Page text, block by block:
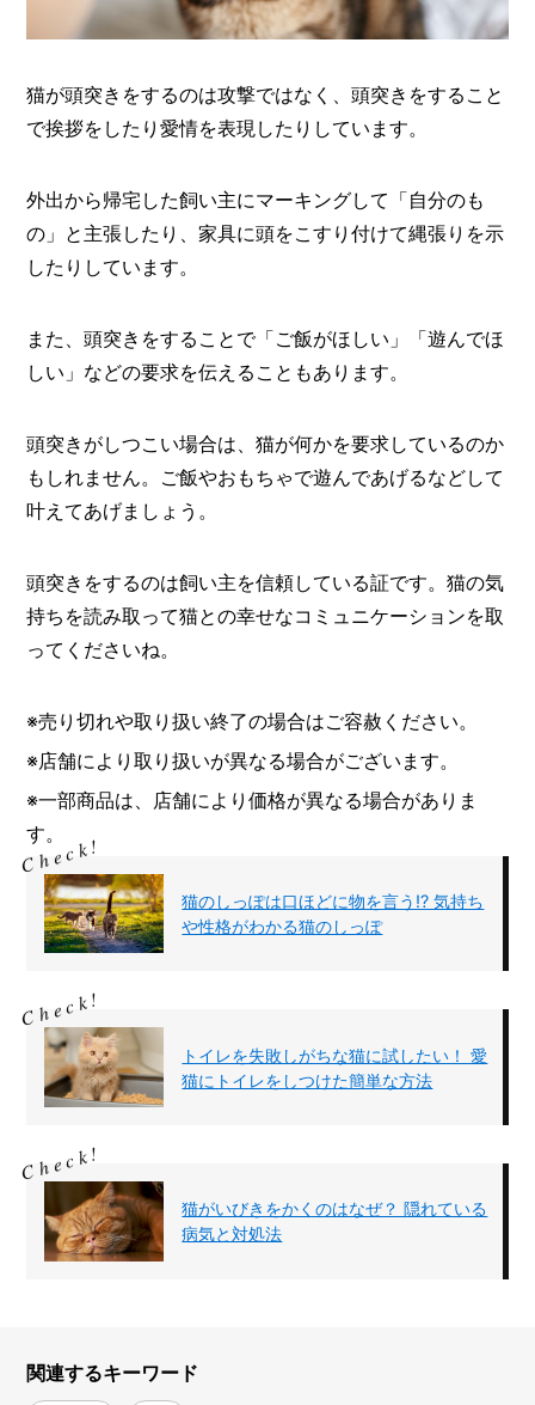
猫が頭突きをするのは攻撃ではなく、頭突きをすること
で挨拶をしたり愛情を表現したりしています。
外出から帰宅した飼い主にマーキングして「自分のも
の」と主張したり、家具に頭をこすり付けて縄張りを示
したりしています。
また、頭突きをすることで「ご飯がほしい」「遊んでほ
しい」などの要求を伝えることもあります。
頭突きがしつこい場合は、猫が何かを要求しているのか
もしれません。ご飯やおもちゃで遊んであげるなどして
叶えてあげましょう。
頭突きをするのは飼い主を信頼している証です。猫の気
持ちを読み取って猫との幸せなコミュニケーションを取
ってくださいね。
※売り切れや取り扱い終了の場合はご容赦ください。
※店舗により取り扱いが異なる場合がございます。
※一部商品は、店舗により価格が異なる場合がありま
す。
猫のしっぽは口ほどに物を言う!? 気持ち
や性格がわかる猫のしっぽ
トイレを失敗しがちな猫に試したい！ 愛
猫にトイレをしつけた簡単な方法
猫がいびきをかくのはなぜ？ 隠れている
病気と対処法
関連するキーワード